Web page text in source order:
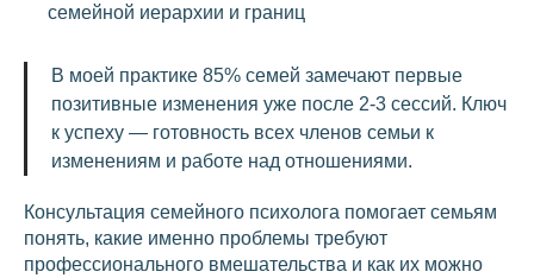
семейной иерархии и границ
В моей практике 85% семей замечают первые
позитивные изменения уже после 2-3 сессий. Ключ
к успеху — готовность всех членов семьи к
изменениям и работе над отношениями.
Консультация семейного психолога помогает семьям
понять, какие именно проблемы требуют
профессионального вмешательства и как их можно